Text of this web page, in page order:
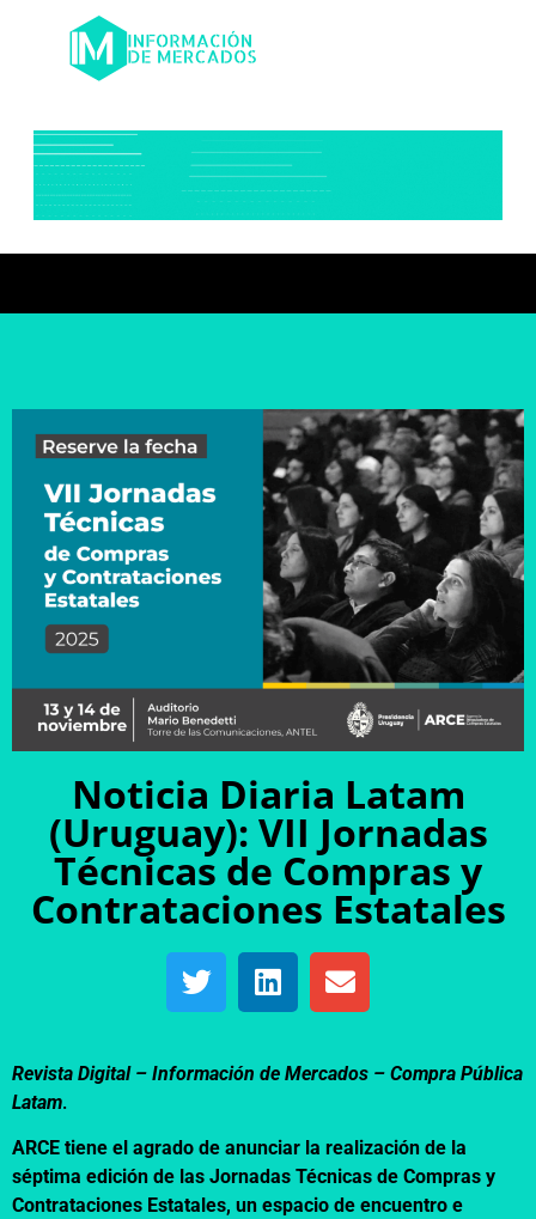
Noticia Diaria Latam
(Uruguay): VII Jornadas
Técnicas de Compras y
Contrataciones Estatales
Revista Digital – Información de Mercados – Compra Pública
Latam.
ARCE tiene el agrado de anunciar la realización de la
séptima edición de las Jornadas Técnicas de Compras y
Contrataciones Estatales, un espacio de encuentro e